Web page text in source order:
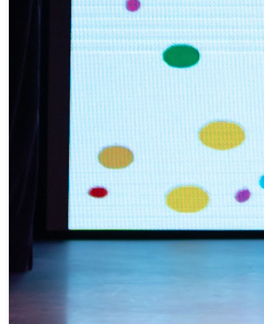
№13 посёлка Малый Бердяуш.
– Опыт шахматного клуба «Вертикаль»
открыл для себя новые горизонты и на
сегодня распространился на всех
территориях нашего региона при
министерства по физической культуре и
спорту Челябинской области в рамках
регионального проекта «Шахматный
всеобуч» партии «Единая Россия»,
который реализуется с 2016 года, –
продолжает Оксана Глухова. – Сегодня
технология Саткинского муниципального
района «Шахматы для общего развития»
является передовой в области обучения
детей игре в шахматы и входит в число
финалистов форума «Сильные идеи для
нового времени» Агентства